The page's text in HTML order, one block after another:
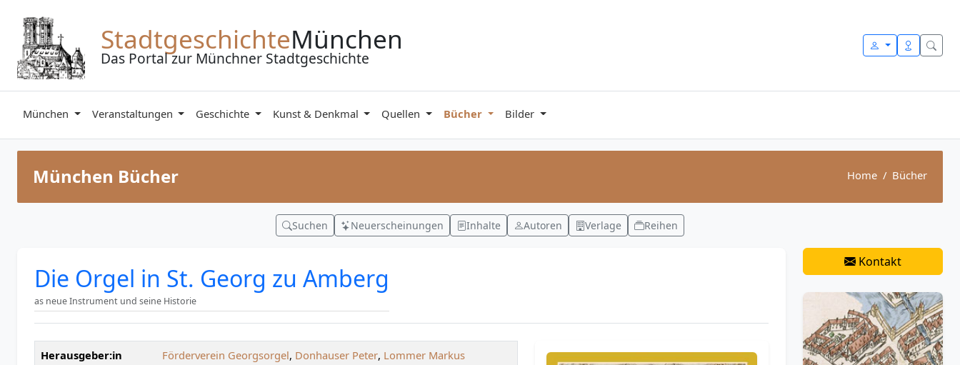
StadtgeschichteMünchen
Das Portal zur Münchner Stadtgeschichte
München Veranstaltungen Geschichte Kunst & Denkmal Quellen Bücher Bilder
München Bücher Home Bücher
Suchen Neuerscheinungen Inhalte Autoren Verlage Reihen
Die Orgel in St. Georg zu Amberg
as neue Instrument und seine Historie
Herausgeber:in Förderverein Georgsorgel, Donhauser Peter, Lommer Markus
Kontakt